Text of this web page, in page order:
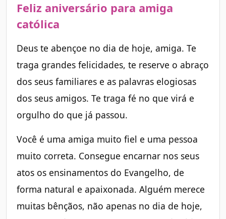
Feliz aniversário para amiga
católica
Deus te abençoe no dia de hoje, amiga. Te
traga grandes felicidades, te reserve o abraço
dos seus familiares e as palavras elogiosas
dos seus amigos. Te traga fé no que virá e
orgulho do que já passou.
Você é uma amiga muito fiel e uma pessoa
muito correta. Consegue encarnar nos seus
atos os ensinamentos do Evangelho, de
forma natural e apaixonada. Alguém merece
muitas bênçãos, não apenas no dia de hoje,